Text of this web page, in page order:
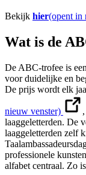
Bekijk hier(opent in
Wat is de
De ABC‑trofee is
voor duidelijke en
De prijs wordt elk
nieuw venster)
laaggeletterden. De
laaggeletterden zelf
professionele
alfabet centraal. Zo